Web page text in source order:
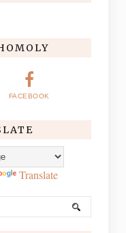
FACEBOOK
Translate